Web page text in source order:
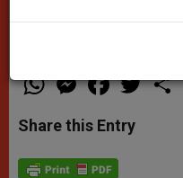
W
t
s
p
M
e
s
e
g
F
a
e
b
o
T
w
Share this Entry